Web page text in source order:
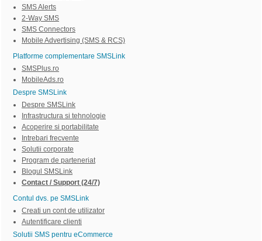
SMS Alerts
2-Way SMS
SMS Connectors
Mobile Advertising (SMS & RCS)
Platforme complementare SMSLink
SMSPlus.ro
MobileAds.ro
Despre SMSLink
Despre SMSLink
Infrastructura si tehnologie
Acoperire si portabilitate
Intrebari frecvente
Solutii corporate
Program de parteneriat
Blogul SMSLink
Contact / Support (24/7)
Contul dvs. pe SMSLink
Creati un cont de utilizator
Autentificare clienti
Solutii SMS pentru eCommerce